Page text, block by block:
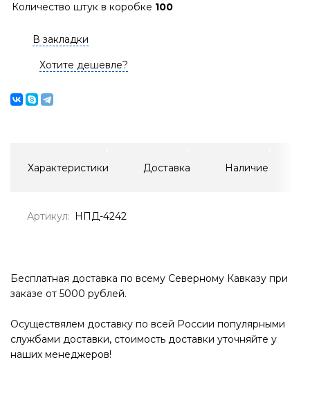
Количество штук в коробке 100
В закладки
Хотите дешевле?
Характеристики Доставка Наличие
Артикул: НПД-4242
Бесплатная доставка по всему Северному Кавказу при
заказе от 5000 рублей.
Осуществялем доставку по всей России популярными
службами доставки, стоимость доставки уточняйте у
наших менеджеров!